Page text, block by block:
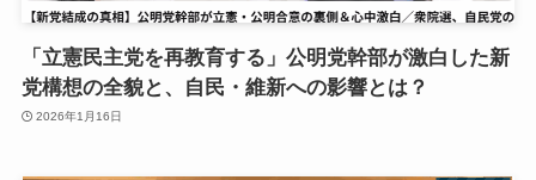
「立憲民主党を再教育する」公明党幹部が激白した新
党構想の全貌と、自民・維新への影響とは？
2026年1月16日